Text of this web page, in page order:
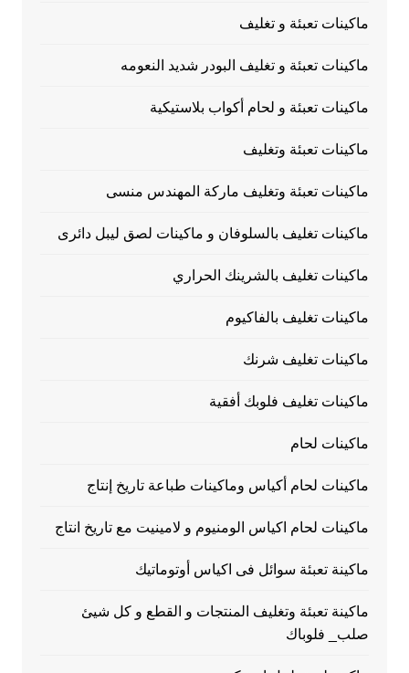
ماكينات تعبئة و تغليف
ماكينات تعبئة و تغليف البودر شديد النعومه
ماكينات تعبئة و لحام أكواب بلاستيكية
ماكينات تعبئة وتغليف
ماكينات تعبئة وتغليف ماركة المهندس منسى
ماكينات تغليف بالسلوفان و ماكينات لصق ليبل دائرى
ماكينات تغليف بالشرينك الحراري
ماكينات تغليف بالفاكيوم
ماكينات تغليف شرنك
ماكينات تغليف فلوبك أفقية
ماكينات لحام
ماكينات لحام أكياس وماكينات طباعة تاريخ إنتاج
ماكينات لحام اكياس الومنيوم و لامينيت مع تاريخ انتاج
ماكينة تعبئة سوائل فى اكياس أوتوماتيك
ماكينة تعبئة وتغليف المنتجات و القطع و كل شيئ
صلب_ فلوباك